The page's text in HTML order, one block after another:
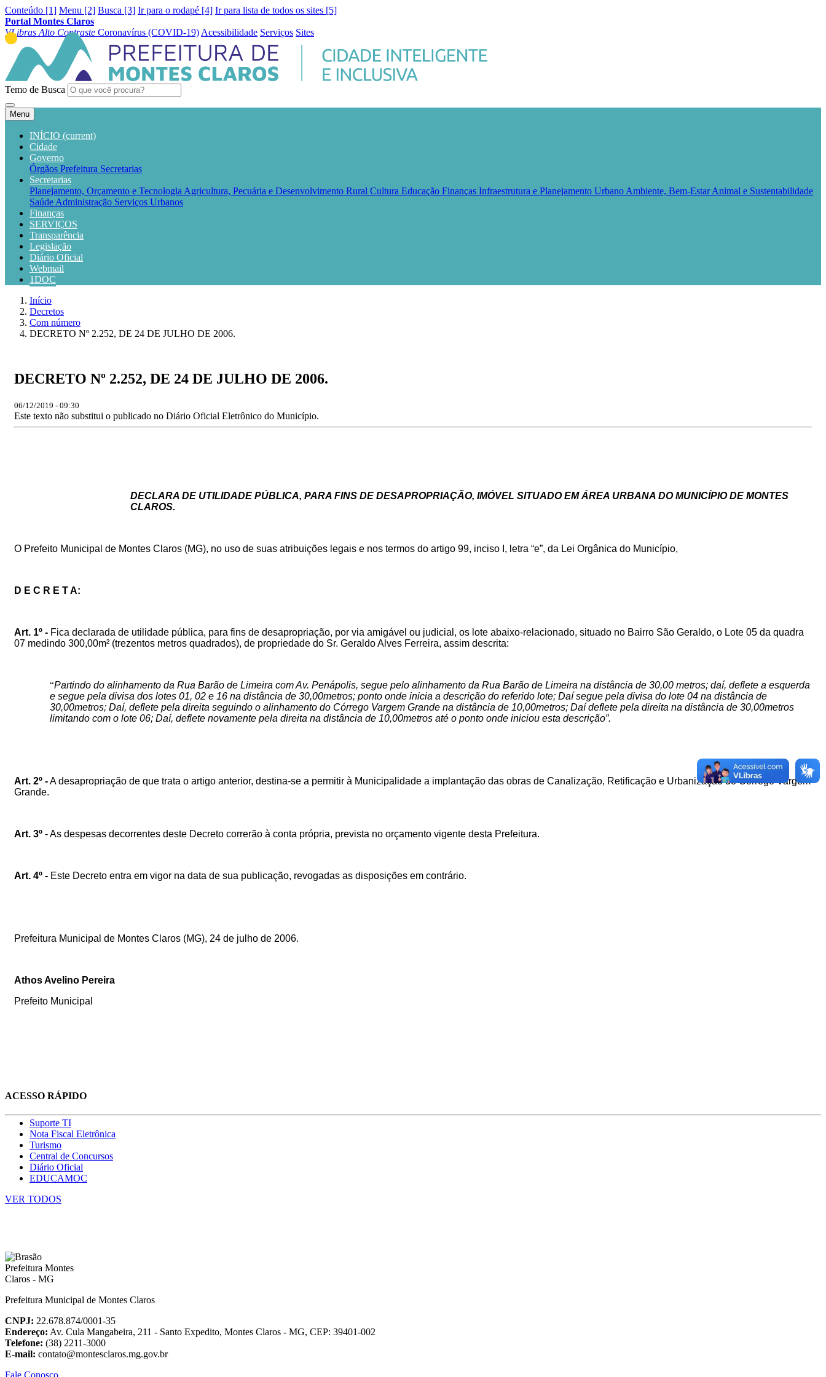
Conteúdo [1] Menu [2] Busca [3] Ir para o rodapé [4] Ir para lista de todos os sites [5]
Portal Montes Claros
VLibras Alto Contraste Coronavírus (COVID-19) Acessibilidade Serviços Sites
Temo de Busca
Menu
INÍCIO (current)
Cidade
Governo
Órgãos Prefeitura Secretarias
Secretarias
Planejamento, Orçamento e Tecnologia Agricultura, Pecuária e Desenvolvimento Rural Cultura Educação Finanças Infraestrutura e Planejamento Urbano Ambiente, Bem-Estar Animal e Sustentabilidade
Saúde Administração Serviços Urbanos
Finanças
SERVIÇOS
Transparência
Legislação
Diário Oficial
Webmail
1DOC
Início
Decretos
Com número
DECRETO Nº 2.252, DE 24 DE JULHO DE 2006.
DECRETO Nº 2.252, DE 24 DE JULHO DE 2006.
06/12/2019 - 09:30
Este texto não substitui o publicado no Diário Oficial Eletrônico do Município.
DECLARA DE UTILIDADE PÚBLICA, PARA FINS DE DESAPROPRIAÇÃO, IMÓVEL SITUADO EM ÁREA URBANA DO MUNICÍPIO DE MONTES
CLAROS.
O Prefeito Municipal de Montes Claros (MG), no uso de suas atribuições legais e nos termos do artigo 99, inciso I, letra “e”, da Lei Orgânica do Município,
D E C R E T A:
Art. 1º - Fica declarada de utilidade pública, para fins de desapropriação, por via amigável ou judicial, os lote abaixo-relacionado, situado no Bairro São Geraldo, o Lote 05 da quadra
07 medindo 300,00m² (trezentos metros quadrados), de propriedade do Sr. Geraldo Alves Ferreira, assim descrita:
“Partindo do alinhamento da Rua Barão de Limeira com Av. Penápolis, segue pelo alinhamento da Rua Barão de Limeira na distância de 30,00 metros; daí, deflete a esquerda
e segue pela divisa dos lotes 01, 02 e 16 na distância de 30,00metros; ponto onde inicia a descrição do referido lote; Daí segue pela divisa do lote 04 na distância de
30,00metros; Daí, deflete pela direita seguindo o alinhamento do Córrego Vargem Grande na distância de 10,00metros; Daí deflete pela direita na distância de 30,00metros
limitando com o lote 06; Daí, deflete novamente pela direita na distância de 10,00metros até o ponto onde iniciou esta descrição”.
Art. 2º -A desapropriação de que trata o artigo anterior, destina-se a permitir à Municipalidade a implantação das obras de Canalização, Retificação e Urbanização do Córrego Vargem
Grande.
Art. 3º - As despesas decorrentes deste Decreto correrão à conta própria, prevista no orçamento vigente desta Prefeitura.
Art. 4º - Este Decreto entra em vigor na data de sua publicação, revogadas as disposições em contrário.
Prefeitura Municipal de Montes Claros (MG), 24 de julho de 2006.
Athos Avelino Pereira
Prefeito Municipal
ACESSO RÁPIDO
Suporte TI
Nota Fiscal Eletrônica
Turismo
Central de Concursos
Diário Oficial
EDUCAMOC
VER TODOS
Prefeitura Municipal de Montes Claros
CNPJ: 22.678.874/0001-35
Endereço: Av. Cula Mangabeira, 211 - Santo Expedito, Montes Claros - MG, CEP: 39401-002
Telefone: (38) 2211-3000
E-mail: contato@montesclaros.mg.gov.br